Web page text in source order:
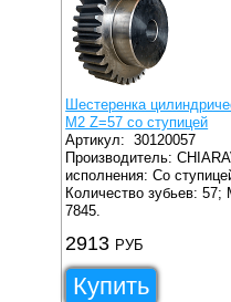
Шестеренка
M2 Z=57 со ступицей
Артикул:30120057
Производитель:
исполнения: Со
Количество зубьев: 57;
7845.
2913 РУБ
Купить